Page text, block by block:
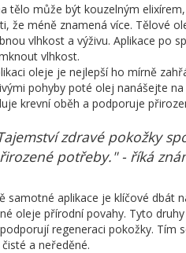
tělo může být kouzelným
že méně znamená více. Tělové
vlhkost a výživu. Aplikace po
vlhkost.
oleje je nejlepší ho mírně
pohyby poté olej nanášejte
krevní oběh a podporuje
zdravé pokožky
potřeby." - říká
samotné aplikace je klíčové dbát
oleje přírodní povahy. Tyto
regeneraci pokožky. Tím
čisté a neředěné.